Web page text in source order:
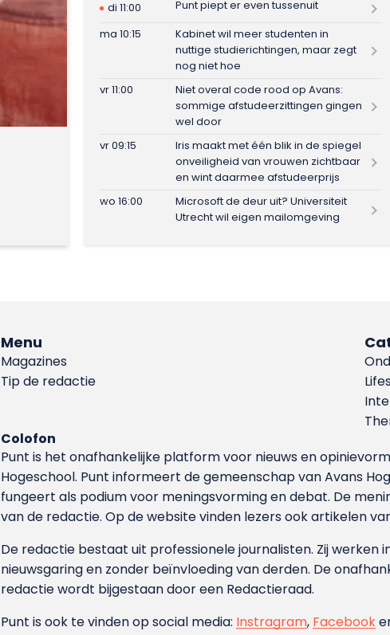
di 11:00
Punt piept er even tussenuit
ma 10:15
Kabinet wil meer studenten in
nuttige studierichtingen, maar zegt
nog niet hoe
vr 11:00
Niet overal code rood op Avans:
sommige afstudeerzittingen gingen
wel door
vr 09:15
Iris maakt met één blik in de spiegel
onveiligheid van vrouwen zichtbaar
en wint daarmee afstudeerprijs
wo 16:00
Microsoft de deur uit? Universiteit
Utrecht wil eigen mailomgeving
Menu
Magazines
Tip de redactie
Colofon
Punt is het onafhankelijke platform voor nieuws en
Hoge­school. Punt informeert de gemeenschap van Avans
fungeert als podium voor meningsvorming en debat. De
van de redactie. Op de website vinden lezers ook artikelen
De redactie bestaat uit professionele journalisten. Zij werken
nieuwsgaring en zonder beïnvloeding van derden. De
redactie wordt bijgestaan door een Redactieraad.
Punt is ook te vinden op social media: Instragram, Facebook